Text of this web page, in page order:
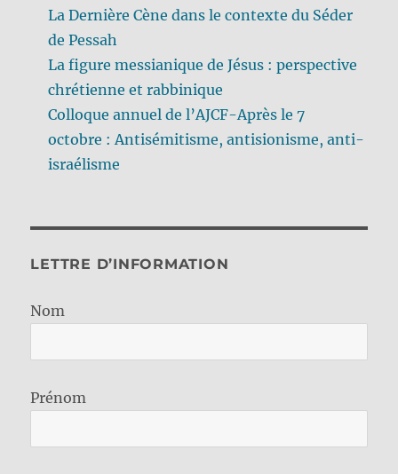
La Dernière Cène dans le contexte du Séder
de Pessah
La figure messianique de Jésus : perspective
chrétienne et rabbinique
Colloque annuel de l’AJCF-Après le 7
octobre : Antisémitisme, antisionisme, anti-
israélisme
LETTRE D’INFORMATION
Nom
Prénom